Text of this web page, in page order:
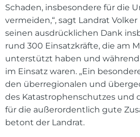
Schaden, insbesondere für die
vermeiden,“, sagt Landrat
seinen ausdrücklichen Dank
rund 300 Einsatzkräfte, die am
unterstützt haben und
im Einsatz waren. „Ein
den überregionalen und
des Katastrophenschutzes und
für die außerordentlich gute
betont der Landrat.